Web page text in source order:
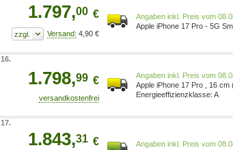
1.797,00 €
4,90 €
Preis vom
Apple iPhone 17 Pro - 5G
16.
1.798,99 €
Preis vom
Apple iPhone 17 Pro , 16 cm
TB, 48 MP, iOS 26, SilberA
17.
1.843,31 €
Preis vom